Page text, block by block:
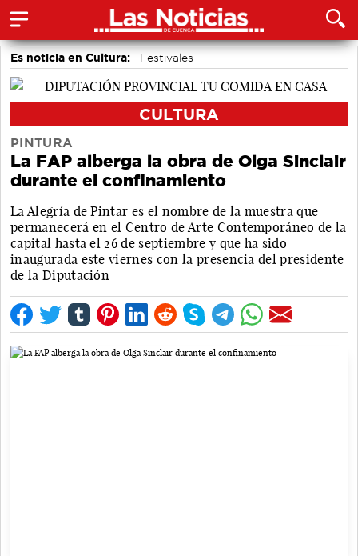
Es noticia en Cultura:
Festivales
Actividades culturales en Cuenca
CULTURA
PINTURA
La FAP alberga la obra de Olga Sinclair
durante el confinamiento
La Alegría de Pintar es el nombre de la muestra que
permanecerá en el Centro de Arte Contemporáneo de la
capital hasta el 26 de septiembre y que ha sido
inaugurada este viernes con la presencia del presidente
de la Diputación